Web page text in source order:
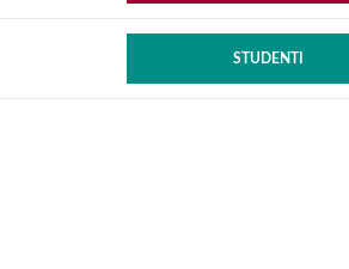
STUDENTI